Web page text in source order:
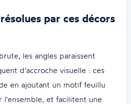
par ces décors
les angles paraissent
d'accroche visuelle : ces
en ajoutant un motif feuillu
l'ensemble, et facilitent une